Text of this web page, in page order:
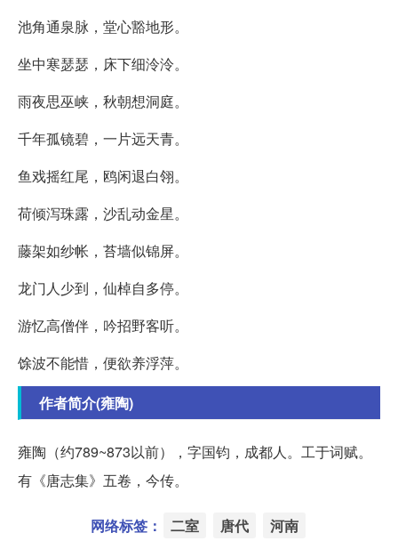
池角通泉脉，堂心豁地形。
坐中寒瑟瑟，床下细泠泠。
雨夜思巫峡，秋朝想洞庭。
千年孤镜碧，一片远天青。
鱼戏摇红尾，鸥闲退白翎。
荷倾泻珠露，沙乱动金星。
藤架如纱帐，苔墙似锦屏。
龙门人少到，仙棹自多停。
游忆高僧伴，吟招野客听。
馀波不能惜，便欲养浮萍。
作者简介(雍陶)
雍陶（约789~873以前），字国钧，成都人。工于词赋。
有《唐志集》五卷，今传。
网络标签： 二室 唐代 河南